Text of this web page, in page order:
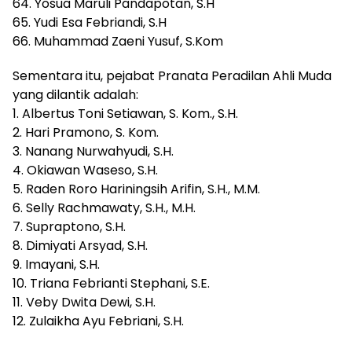
65. Yudi Esa Febriandi, S.H
66. Muhammad Zaeni Yusuf, S.Kom
Sementara itu, pejabat Pranata Peradilan Ahli Muda
yang dilantik adalah:
1. Albertus Toni Setiawan, S. Kom., S.H.
2. Hari Pramono, S. Kom.
3. Nanang Nurwahyudi, S.H.
4. Okiawan Waseso, S.H.
5. Raden Roro Hariningsih Arifin, S.H., M.M.
6. Selly Rachmawaty, S.H., M.H.
7. Supraptono, S.H.
8. Dimiyati Arsyad, S.H.
9. Imayani, S.H.
10. Triana Febrianti Stephani, S.E.
11. Veby Dwita Dewi, S.H.
12. Zulaikha Ayu Febriani, S.H.